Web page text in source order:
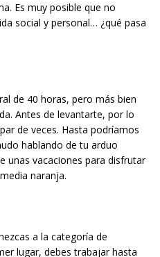
Es muy posible que no
social y personal… ¿qué pasa
de 40 horas, pero más bien
Antes de levantarte, por lo
de veces. Hasta podríamos
hablando de tu arduo
unas vacaciones para disfrutar
naranja.
a la categoría de
lugar, debes trabajar hasta